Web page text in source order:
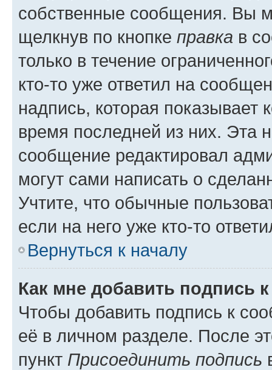
собственные сообщения. Вы
щелкнув по кнопке правка в
только в течение
кто-то уже ответил на
надпись, которая показывает
время последней из них. Эта
сообщение редактировал
могут сами написать о
Учтите, что обычные
если на него уже кто-то
Вернуться к началу
Как мне добавить подпись
Чтобы добавить подпись к
её в личном разделе. После
пункт Присоединить подпись